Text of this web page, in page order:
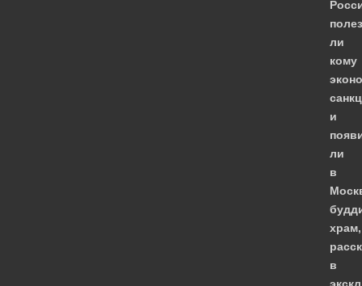
ли
кому
и
ли
в
храм,
в